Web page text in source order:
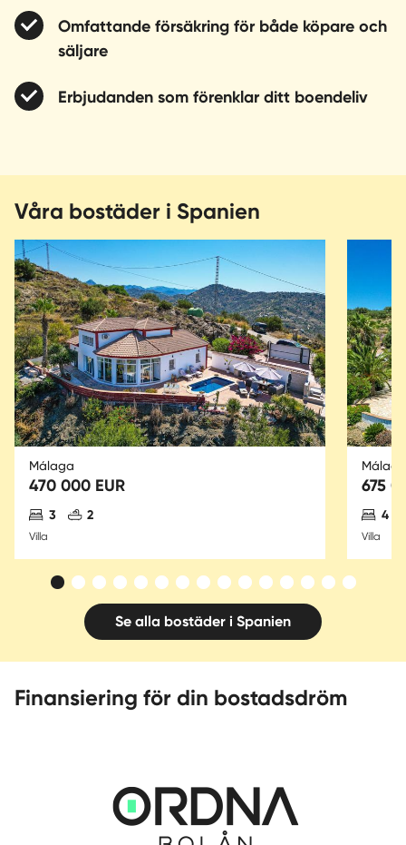
Omfattande försäkring för både köpare och
säljare
Erbjudanden som förenklar ditt boendeliv
Våra bostäder i Spanien
Málaga
470 000 EUR
Antal sovrum
3 Antal badrum
2
Villa
Málaga
675
4
Villa
Se alla bostäder i Spanien
Finansiering för din bostadsdröm